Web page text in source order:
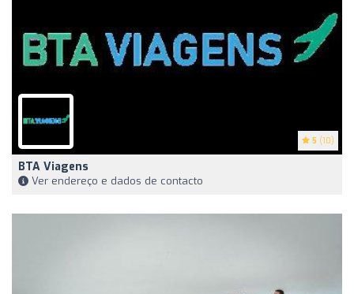
5 (10)
BTA Viagens
Ver endereço e dados de contacto